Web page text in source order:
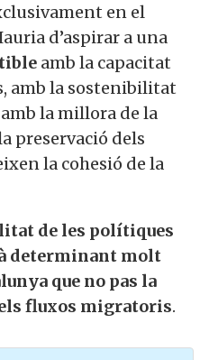
en el
d’aspirar a una
amb la capacitat
amb la sostenibilitat
la millora de la
preservació dels
la cohesió de la
de les polítiques
determinant molt
que no pas la
fluxos migratoris.